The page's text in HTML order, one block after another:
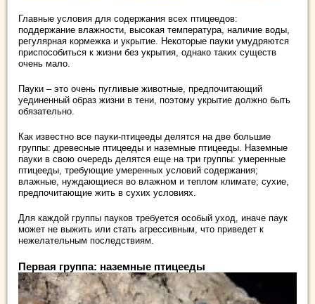
Главные условия для содержания всех птицеедов:
поддержание влажности, высокая температура, наличие воды,
регулярная кормежка и укрытие. Некоторые пауки умудряются
приспособиться к жизни без укрытия, однако таких существ
очень мало.
Пауки – это очень пугливые животные, предпочитающий
уединенный образ жизни в тени, поэтому укрытие должно быть
обязательно.
Как известно все пауки-птицееды делятся на две большие
группы: древесные птицееды и наземные птицееды. Наземные
пауки в свою очередь делятся еще на три группы: умеренные
птицееды, требующие умеренных условий содержания;
влажные, нуждающиеся во влажном и теплом климате; сухие,
предпочитающие жить в сухих условиях.
Для каждой группы пауков требуется особый уход, иначе паук
может не выжить или стать агрессивным, что приведет к
нежелательным последствиям.
Первая группа: наземные птицееды